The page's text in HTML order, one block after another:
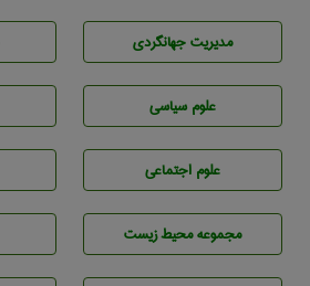
مديريت جهانگردی
علوم سياسی
علوم اجتماعی
مجموعه محيط زيست